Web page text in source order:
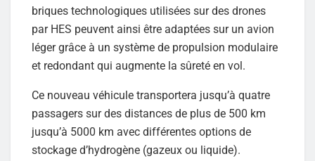
briques technologiques utilisées sur des drones
par HES peuvent ainsi être adaptées sur un avion
léger grâce à un système de propulsion modulaire
et redondant qui augmente la sûreté en vol.
Ce nouveau véhicule transportera jusqu’à quatre
passagers sur des distances de plus de 500 km
jusqu’à 5000 km avec différentes options de
stockage d’hydrogène (gazeux ou liquide).